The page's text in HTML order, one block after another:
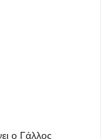
ο Γάλλος